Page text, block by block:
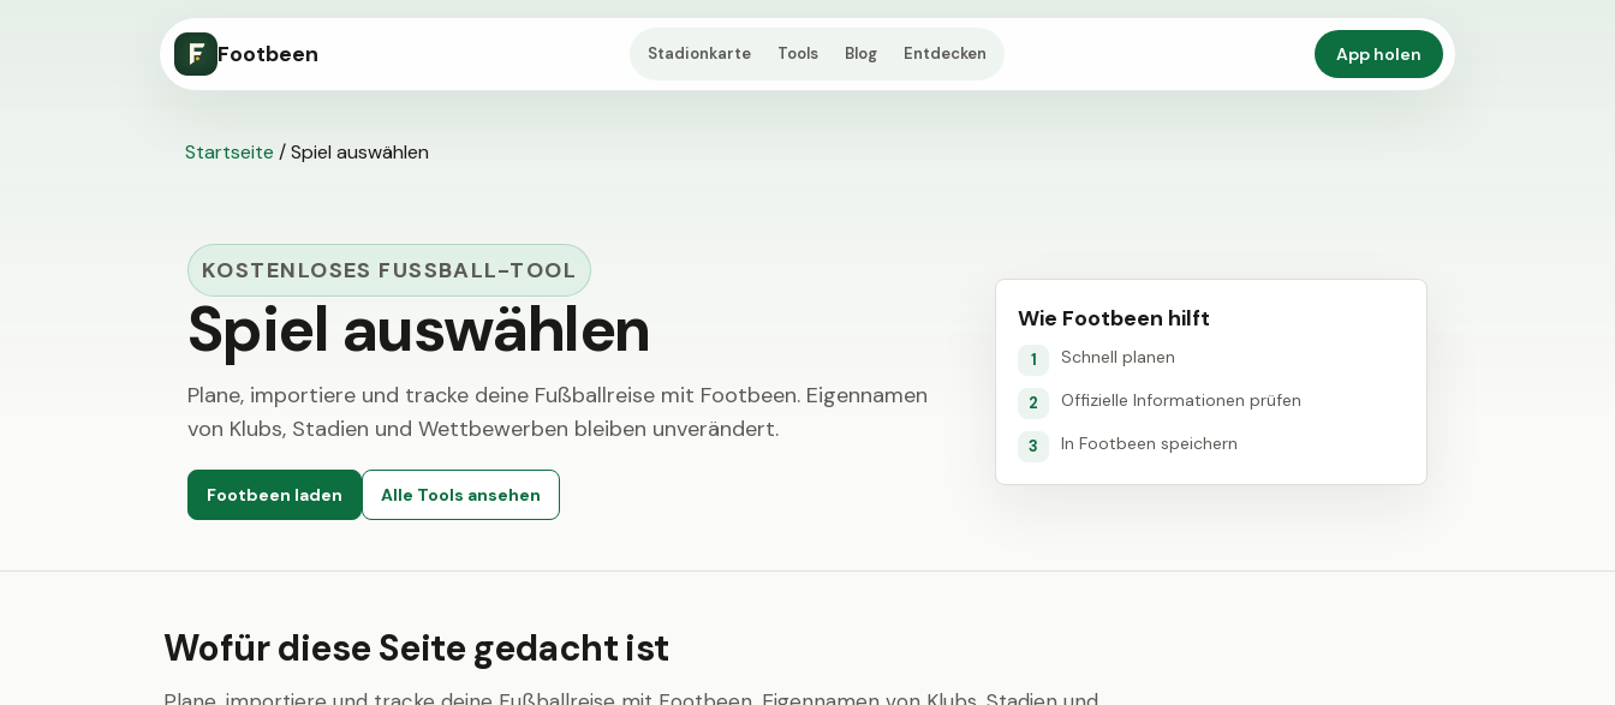
Footbeen Stadionkarte Tools Blog Entdecken App holen
Startseite /Spiel auswählen
KOSTENLOSES FUSSBALL-TOOL
Spiel auswählen
Plane, importiere und tracke deine Fußballreise mit Footbeen. Eigennamen
von Klubs, Stadien und Wettbewerben bleiben unverändert.
Footbeen laden Alle Tools ansehen
Wie Footbeen hilft
1 Schnell planen
2 Offizielle Informationen prüfen
3 In Footbeen speichern
Wofür diese Seite gedacht ist